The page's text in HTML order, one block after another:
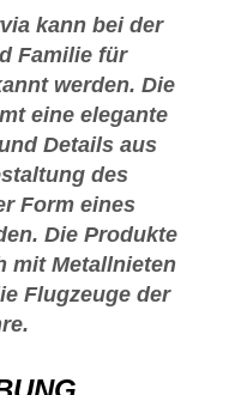
kann bei der
Familie für
werden. Die
eine elegante
Details aus
des
Form eines
Die Produkte
mit Metallnieten
Flugzeuge der